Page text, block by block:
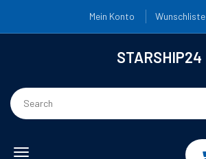
Mein Konto Wunschliste
STARSHIP24
Toggle